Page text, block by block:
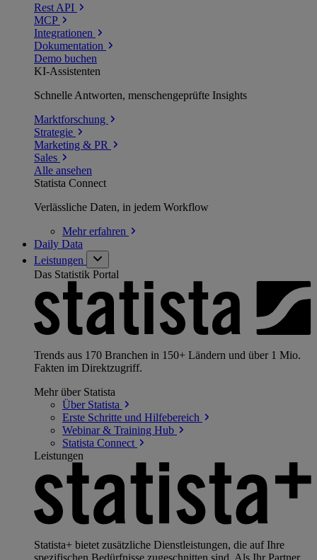
Rest API
MCP
Integrationen
Dokumentation
Demo buchen
KI-Assistenten
Schnelle Antworten, menschengeprüfte Insights
Marktforschung
Strategie
Marketing & PR
Sales
Alle ansehen
Statista Connect
Verlässliche Daten, in jedem Workflow
Mehrerfahren
Daily Data
Leistungen
Das Statistik Portal
Trends aus 170 Branchen in 150+ Ländern und über 1 Mio.
Fakten im Direktzugriff.
Mehr über Statista
Über Statista
Erste Schritte und Hilfebereich
Webinar & Training Hub
Statista Connect
Leistungen
Statista+ bietet zusätzliche Dienstleistungen, die auf Ihre
spezifischen Bedürfnisse zugeschnitten sind. Als Ihr Partner